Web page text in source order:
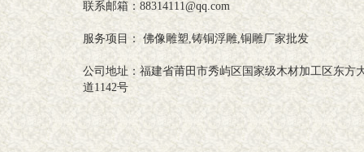
联系邮箱：88314111@qq.com
服务项目： 佛像雕塑,铸铜浮雕,铜雕厂家批发
公司地址：福建省莆田市秀屿区国家级木材加工区东方
道1142号